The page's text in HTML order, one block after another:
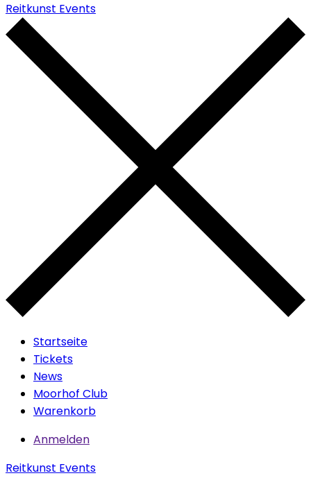
Reitkunst Events
Startseite
Tickets
News
Moorhof Club
Warenkorb
Anmelden
Reitkunst Events